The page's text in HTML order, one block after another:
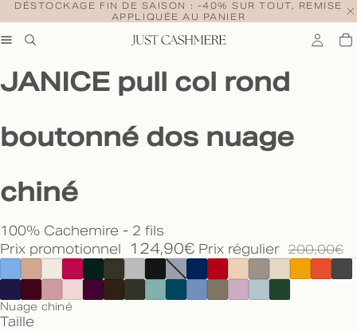
DÉSTOCKAGE FIN DE SAISON : -40% SUR TOUT, REMISE
APPLIQUÉE AU PANIER
JANICE pull col rond
boutonné dos nuage
chiné
100% Cachemire - 2 fils
Prix promotionnel
124,90€ Prix régulier 200,00€
Nuage chiné
Taille